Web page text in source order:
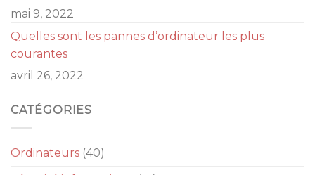
mai 9, 2022
Quelles sont les pannes d’ordinateur les plus
courantes
avril 26, 2022
CATÉGORIES
Ordinateurs (40)